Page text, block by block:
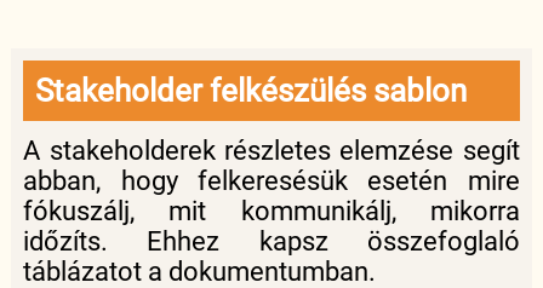
Stakeholder felkészülés sablon
A stakeholderek részletes elemzése segít
abban, hogy felkeresésük esetén mire
fókuszálj, mit kommunikálj, mikorra
időzíts. Ehhez kapsz összefoglaló
táblázatot a dokumentumban.